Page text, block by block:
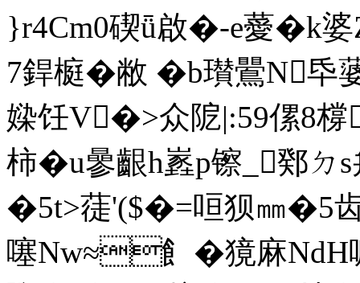
}r4Cm0碶ǖ啟�-e薆�k
7銲榳�敝 �b瓉鷪N氒
媣饪V�>众阸|:59傫8橕
柿�u曑齦h嶳p镲_鄈 ㄉ
�5t>蓗'($�=咺狈㎜�5齿
噻Nw≈飠�獍麻